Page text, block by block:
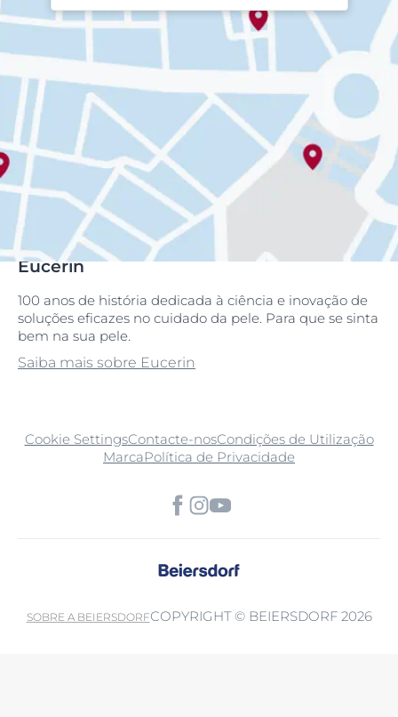
Eucerin
100 anos de história dedicada à ciência e inovação de
soluções eficazes no cuidado da pele. Para que se sinta
bem na sua pele.
Saiba mais sobre Eucerin
Cookie SettingsContacte-nosCondições de Utilização
MarcaPolítica de Privacidade
SOBRE A BEIERSDORFCOPYRIGHT © BEIERSDORF 2026